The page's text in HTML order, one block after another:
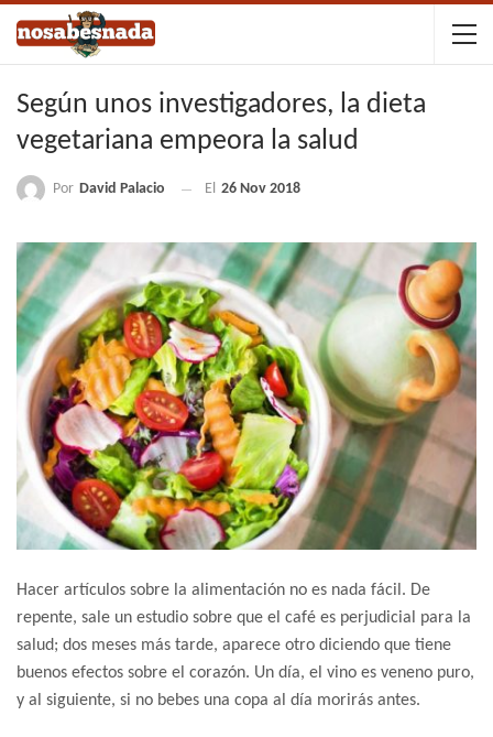
Según unos investigadores, la dieta
vegetariana empeora la salud
Por David Palacio El 26 Nov 2018
Hacer artículos sobre la alimentación no es nada fácil. De
repente, sale un estudio sobre que el café es perjudicial para la
salud; dos meses más tarde, aparece otro diciendo que tiene
buenos efectos sobre el corazón. Un día, el vino es veneno puro,
y al siguiente, si no bebes una copa al día morirás antes.